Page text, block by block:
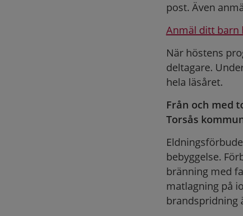
post. Även
Anmäl ditt barn
När höstens
deltagare.
hela läsåret.
Från och med
Torsås
bebyggelse.
bränning med
matlagning på
brandspridning